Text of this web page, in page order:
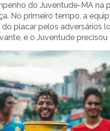
do Juventude-MA na
No primeiro tempo, a
do placar pelos adversários
e o Juventude